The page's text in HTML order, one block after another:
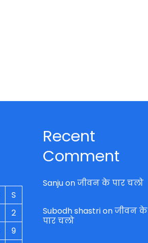
S
2
9
Recent
Comment
Sanjuonजीवन के पार चलो
Subodh shastrionजीवन के
पार चलो